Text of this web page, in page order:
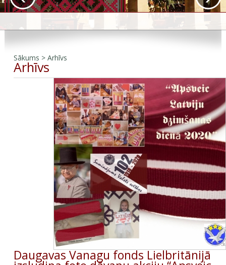
Sākums > Arhīvs
Arhīvs
Daugavas Vanagu fonds Lielbritānijā